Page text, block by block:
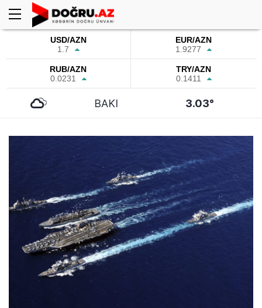
USD/AZN
1.7
EUR/AZN
1.9277
RUB/AZN
0.0231
TRY/AZN
0.1411
BAKI 3.03°